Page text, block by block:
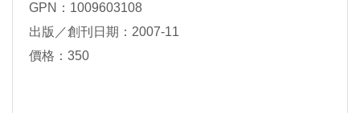
GPN：1009603108
出版／創刊日期：2007-11
價格：350